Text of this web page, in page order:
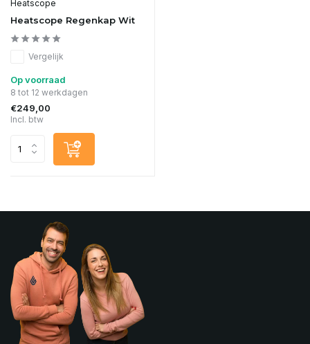
Heatscope
Heatscope Regenkap Wit
Vergelijk
Op voorraad
8 tot 12 werkdagen
€249,00
Incl. btw